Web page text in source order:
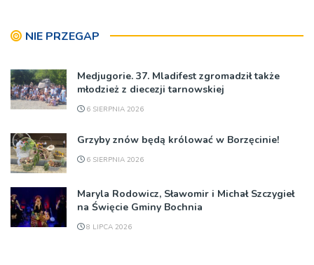
NIE PRZEGAP
Medjugorie. 37. Mladifest zgromadził także
młodzież z diecezji tarnowskiej
6 SIERPNIA 2026
Grzyby znów będą królować w Borzęcinie!
6 SIERPNIA 2026
Maryla Rodowicz, Sławomir i Michał Szczygieł
na Święcie Gminy Bochnia
8 LIPCA 2026